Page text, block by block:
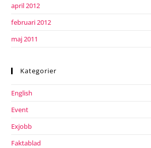
april 2012
februari 2012
maj 2011
Kategorier
English
Event
Exjobb
Faktablad